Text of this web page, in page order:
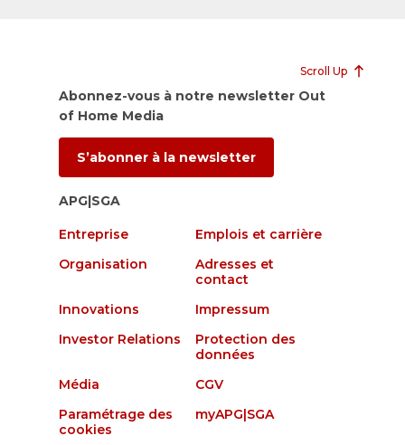
Scroll Up
Abonnez-vous à notre newsletter Out
of Home Media
S’abonner à la newsletter
APG|SGA
Entreprise
Emplois et carrière
Organisation
Adresses et
contact
Innovations
Impressum
Investor Relations
Protection des
données
Média
CGV
Paramétrage des
cookies
myAPG|SGA